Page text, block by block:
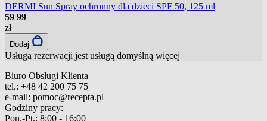
DERMI Sun Spray ochronny dla dzieci SPF 50, 125 ml
59 99
zł
Dodaj
Usługa rezerwacji jest usługą domyślną więcej
Biuro Obsługi Klienta
tel.: +48 42 200 75 75
e-mail: pomoc@recepta.pl
Godziny pracy:
Pon.-Pt.: 8:00 - 16:00